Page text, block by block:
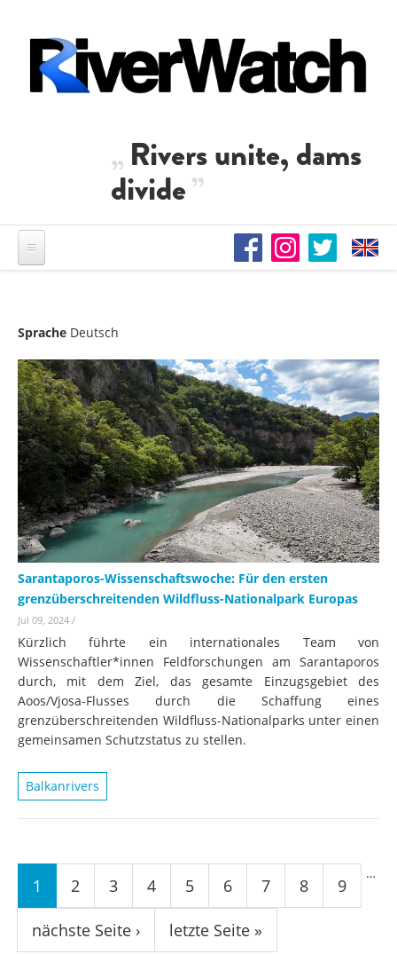
Rivers unite, dams
divide
Sprache Deutsch
Sarantaporos-Wissenschaftswoche: Für den ersten
grenzüberschreitenden Wildfluss-Nationalpark Europas
Jul 09, 2024 /
Kürzlich führte ein internationales Team von
Wissenschaftler*innen Feldforschungen am Sarantaporos
durch, mit dem Ziel, das gesamte Einzugsgebiet des
Aoos/Vjosa-Flusses durch die Schaffung eines
grenzüberschreitenden Wildfluss-Nationalparks unter einen
gemeinsamen Schutzstatus zu stellen.
Balkanrivers
Seiten
1 2 3 4 5 6 7 8 9
…
nächste Seite › letzte Seite »